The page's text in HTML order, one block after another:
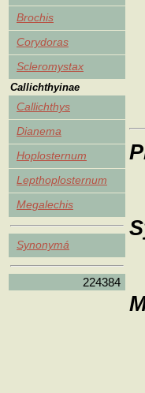
Brochis
Corydoras
Scleromystax
Callichthyinae
Callichthys
Dianema
Hoplosternum
Lepthoplosternum
Megalechis
Synonymá
224384